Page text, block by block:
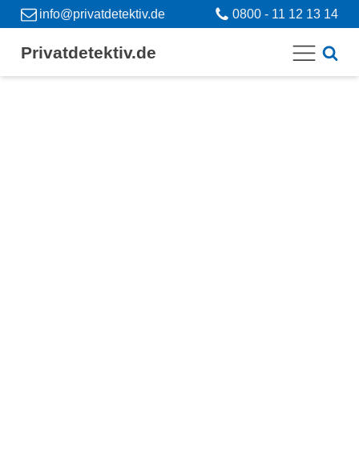
info@privatdetektiv.de 0800 - 11 12 13 14
Privatdetektiv.de